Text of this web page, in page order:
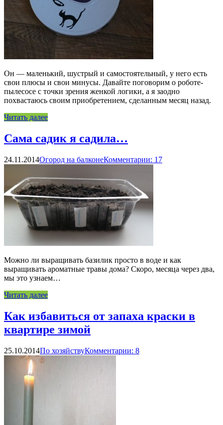
Он — маленький, шустрый и самостоятельный, у него есть
свои плюсы и свои минусы. Давайте поговорим о роботе-
пылесосе с точки зрения женкой логики, а я заодно
похвастаюсь своим приобретением, сделанным месяц назад.
Читать далее
Сама садик я садила…
24.11.2014Огород на балконеКомментарии: 17
Можно ли выращивать базилик просто в воде и как
выращивать ароматные травы дома? Скоро, месяца через два,
мы это узнаем…
Читать далее
Как избавиться от запаха краски в
квартире зимой
25.10.2014По хозяйствуКомментарии: 8